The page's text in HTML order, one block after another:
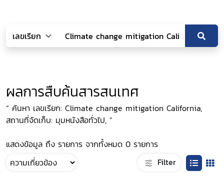
ผลการสืบค้นสารสนเทศ
“ ค้นหา เลขเรียก: Climate change mitigation California,
สถานที่จัดเก็บ: มุมหนังสือทั่วไป, ”
แสดงข้อมูล ถึง รายการ จากทั้งหมด 0 รายการ
Filter